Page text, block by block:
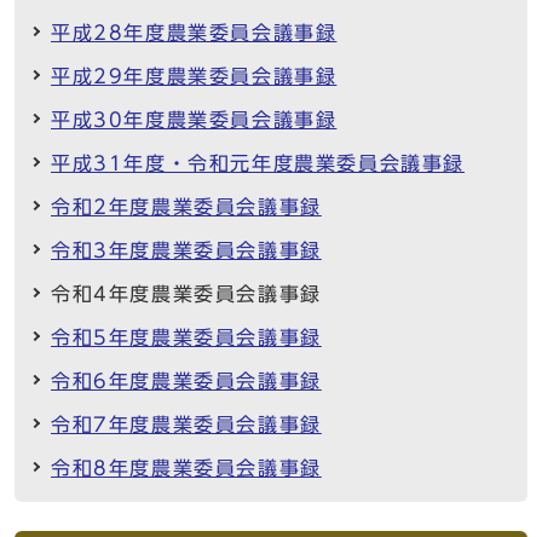
平成28年度農業委員会議事録
平成29年度農業委員会議事録
平成30年度農業委員会議事録
平成31年度・令和元年度農業委員会議事録
令和2年度農業委員会議事録
令和3年度農業委員会議事録
令和4年度農業委員会議事録
令和5年度農業委員会議事録
令和6年度農業委員会議事録
令和7年度農業委員会議事録
令和8年度農業委員会議事録